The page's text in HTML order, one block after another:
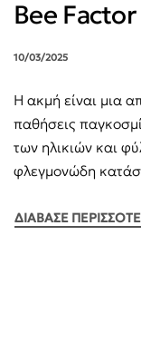
Bee Factor
10/03/2025
Η ακμή είναι μια
παθήσεις
των ηλικιών και
φλεγμονώδη
ΔΙΑΒΑΣΕ